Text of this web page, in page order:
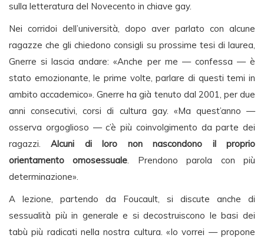
sulla letteratura del Novecento in chiave gay.
Nei corridoi dell’università, dopo aver parlato con alcune
ragazze che gli chiedono consigli su prossime tesi di laurea,
Gnerre si lascia andare: «Anche per me — confessa — è
stato emozionante, le prime volte, parlare di questi temi in
ambito accademico». Gnerre ha già tenuto dal 2001, per due
anni consecutivi, corsi di cultura gay. «Ma quest’anno —
osserva orgoglioso — c’è più coinvolgimento da parte dei
ragazzi.Alcuni di loro non nascondono il proprio
orientamento omosessuale. Prendono parola con più
determinazione».
A lezione, partendo da Foucault, si discute anche di
sessualità più in generale e si decostruiscono le basi dei
tabù più radicati nella nostra cultura. «Io vorrei — propone